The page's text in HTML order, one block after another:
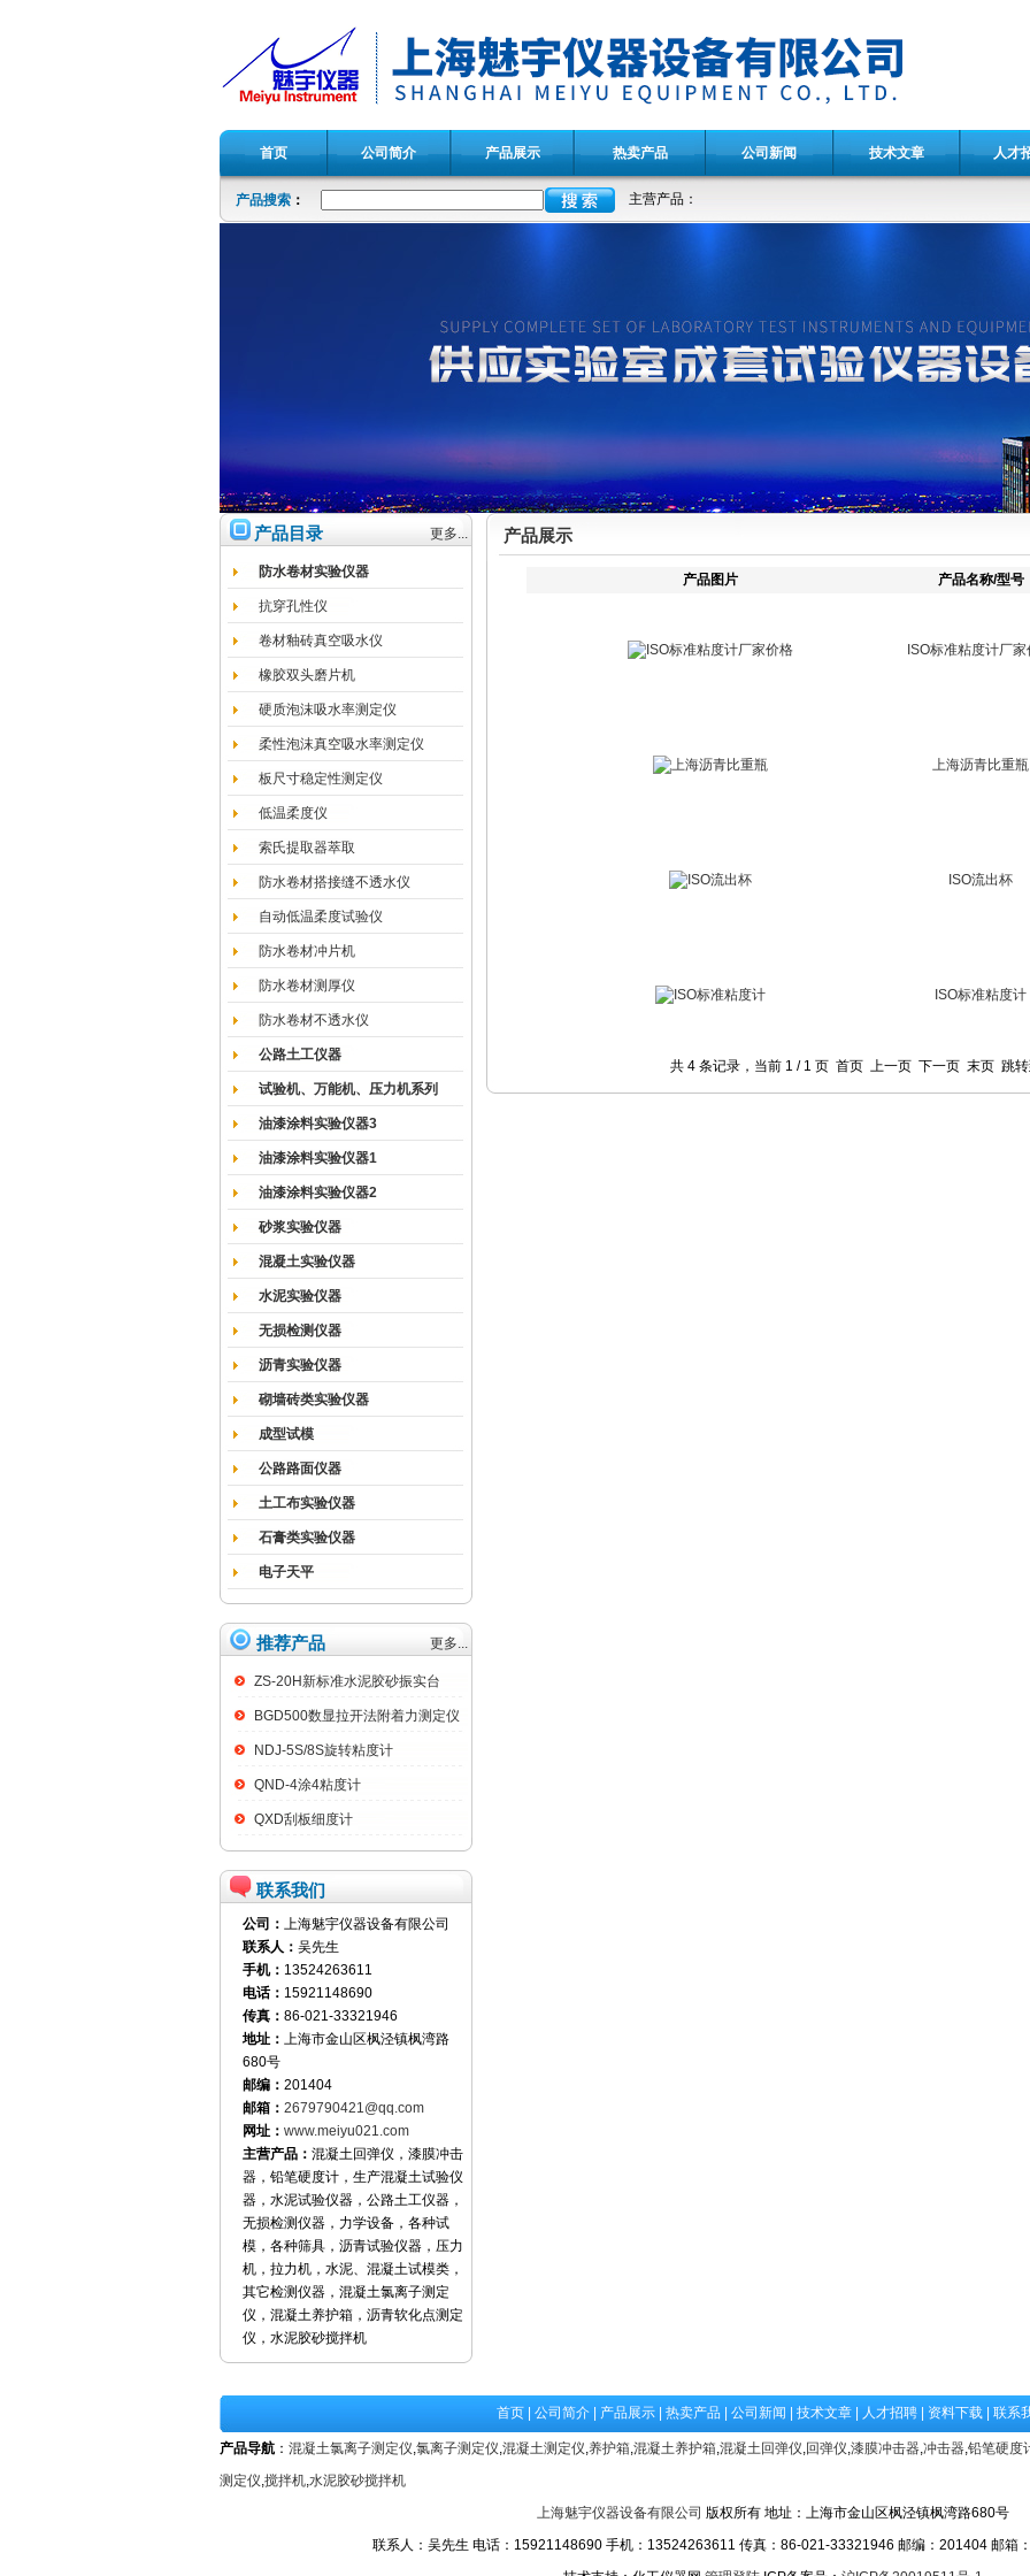
首页 公司简介 产品展示 热卖产品 公司新闻 技术文章 人才
产品搜索 ： 主营产品：
产品目录 更多...
防水卷材实验仪器
抗穿孔性仪
卷材釉砖真空吸水仪
橡胶双头磨片机
硬质泡沫吸水率测定仪
柔性泡沫真空吸水率测定仪
板尺寸稳定性测定仪
低温柔度仪
索氏提取器萃取
防水卷材搭接缝不透水仪
自动低温柔度试验仪
防水卷材冲片机
防水卷材测厚仪
防水卷材不透水仪
公路土工仪器
试验机、万能机、压力机系列
油漆涂料实验仪器3
油漆涂料实验仪器1
油漆涂料实验仪器2
砂浆实验仪器
混凝土实验仪器
水泥实验仪器
无损检测仪器
沥青实验仪器
砌墙砖类实验仪器
成型试模
公路路面仪器
土工布实验仪器
石膏类实验仪器
电子天平
推荐产品 更多...
ZS-20H新标准水泥胶砂振实台
BGD500数显拉开法附着力测定仪
NDJ-5S/8S旋转粘度计
QND-4涂4粘度计
QXD刮板细度计
联系我们
公司： 上海魅宇仪器设备有限公司
联系人： 吴先生
手机： 13524263611
电话： 15921148690
传真： 86-021-33321946
地址： 上海市金山区枫泾镇枫湾路
680号
邮编： 201404
邮箱： 2679790421@qq.com
网址： www.meiyu021.com
主营产品： 混凝土回弹仪，漆膜冲击
器，铅笔硬度计，生产混凝土试验仪
器，水泥试验仪器，公路土工仪器，
无损检测仪器，力学设备，各种试
模，各种筛具，沥青试验仪器，压力
机，拉力机，水泥、混凝土试模类，
其它检测仪器，混凝土氯离子测定
仪，混凝土养护箱，沥青软化点测定
仪，水泥胶砂搅拌机
产品展示
产品图片 产品名称/型号
ISO标准粘度计厂
上海沥青比重瓶
ISO流出杯
ISO标准粘度计
共 4 条记录，当前 1 / 1 页 首页 上一页 下一页 末页 跳
首页 公司简介 产品展示 热卖产品 公司新闻 技术文章 人才招聘 资料下载 联系
产品导航 ： 混凝土氯离子测定仪,氯离子测定仪,混凝土测定仪,养护箱,混凝土养护箱,混凝土回弹仪,回弹仪,漆膜冲击器,冲击器,铅笔硬度
测定仪,搅拌机,水泥胶砂搅拌机
上海魅宇仪器设备有限公司 版权所有 地址：上海市金山区枫泾镇枫湾路680号
联系人：吴先生 电话：15921148690 手机：13524263611 传真：86-021-33321946 邮编：201404 邮箱：